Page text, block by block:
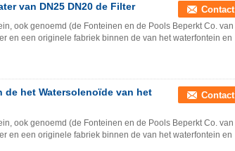
van DN25 DN20 de Filter Contact
ook genoemd (de Fonteinen en de Pools Beperkt Co. van
en een originele fabriek binnen de van het waterfontein en
de het Watersolenoïde van het
Contact
ook genoemd (de Fonteinen en de Pools Beperkt Co. van
en een originele fabriek binnen de van het waterfontein en